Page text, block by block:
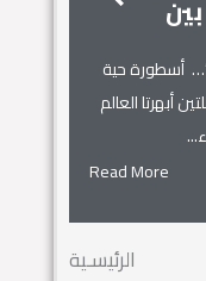
أسطورة حية
أبهرتا العالم
Read More
الرئيسـية